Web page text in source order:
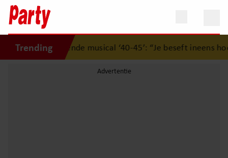
Trending
indrukwekkende musical ‘40-45’: “Je beseft ineens